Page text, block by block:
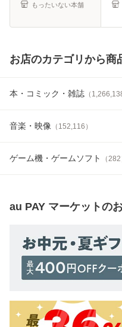
もったいない本舗
お店のカテゴリから商
本・コミック・雑誌 （
音楽・映像 （ 152,116 ）
ゲーム機・ゲームソフト （282
au PAY マーケットの